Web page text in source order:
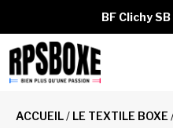
BF Clichy SB
ACCUEIL/ LE TEXTILE BOXE